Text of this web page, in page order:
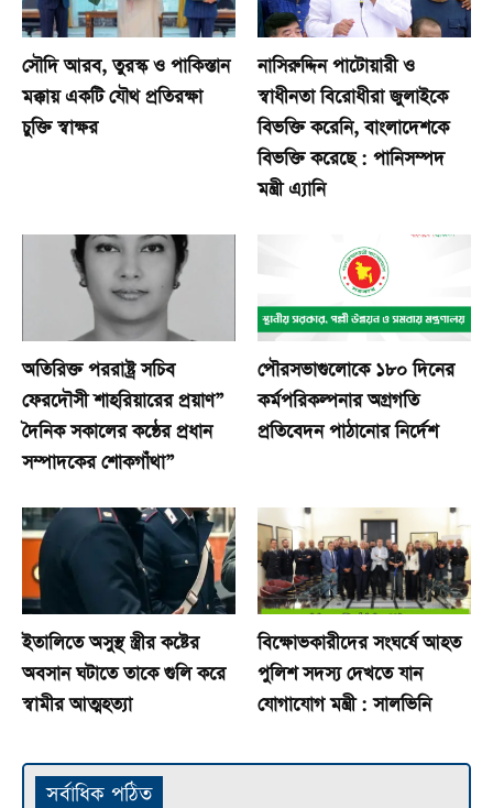
সৌদি আরব, তুরস্ক ও পাকিস্তান
মক্কায় একটি যৌথ প্রতিরক্ষা
চুক্তি স্বাক্ষর
নাসিরুদ্দিন পাটোয়ারী ও
স্বাধীনতা বিরোধীরা জুলাইকে
বিভক্তি করেনি, বাংলাদেশকে
বিভক্তি করেছে : পানিসম্পদ
মন্ত্রী এ্যানি
অতিরিক্ত পররাষ্ট্র সচিব
ফেরদৌসী শাহরিয়ারের প্রয়াণ”
দৈনিক সকালের কন্ঠের প্রধান
সম্পাদকের শোকগাঁথা”
পৌরসভাগুলোকে ১৮০ দিনের
কর্মপরিকল্পনার অগ্রগতি
প্রতিবেদন পাঠানোর নির্দেশ
ইতালিতে অসুস্থ স্ত্রীর কষ্টের
অবসান ঘটাতে তাকে গুলি করে
স্বামীর আত্মহত্যা
বিক্ষোভকারীদের সংঘর্ষে আহত
পুলিশ সদস্য দেখতে যান
যোগাযোগ মন্ত্রী : সালভিনি
সর্বাধিক পঠিত